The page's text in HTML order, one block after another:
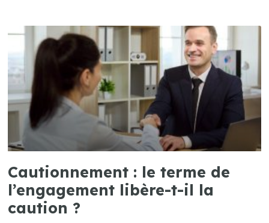
Cautionnement : le terme de
l’engagement libère-t-il la
caution ?